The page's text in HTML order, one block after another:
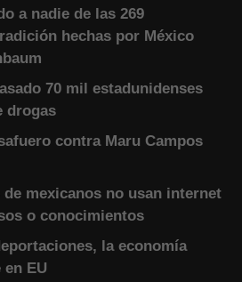
a nadie de las 269
hechas por México
70 mil estadunidenses
drogas
contra Maru Campos
mexicanos no usan internet
o conocimientos
la economía
EU